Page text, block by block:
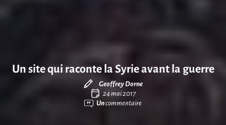
Un site qui raconte la Syrie avant la guerre
Geoffrey Dorne
24 mai 2017
Uncommentaire